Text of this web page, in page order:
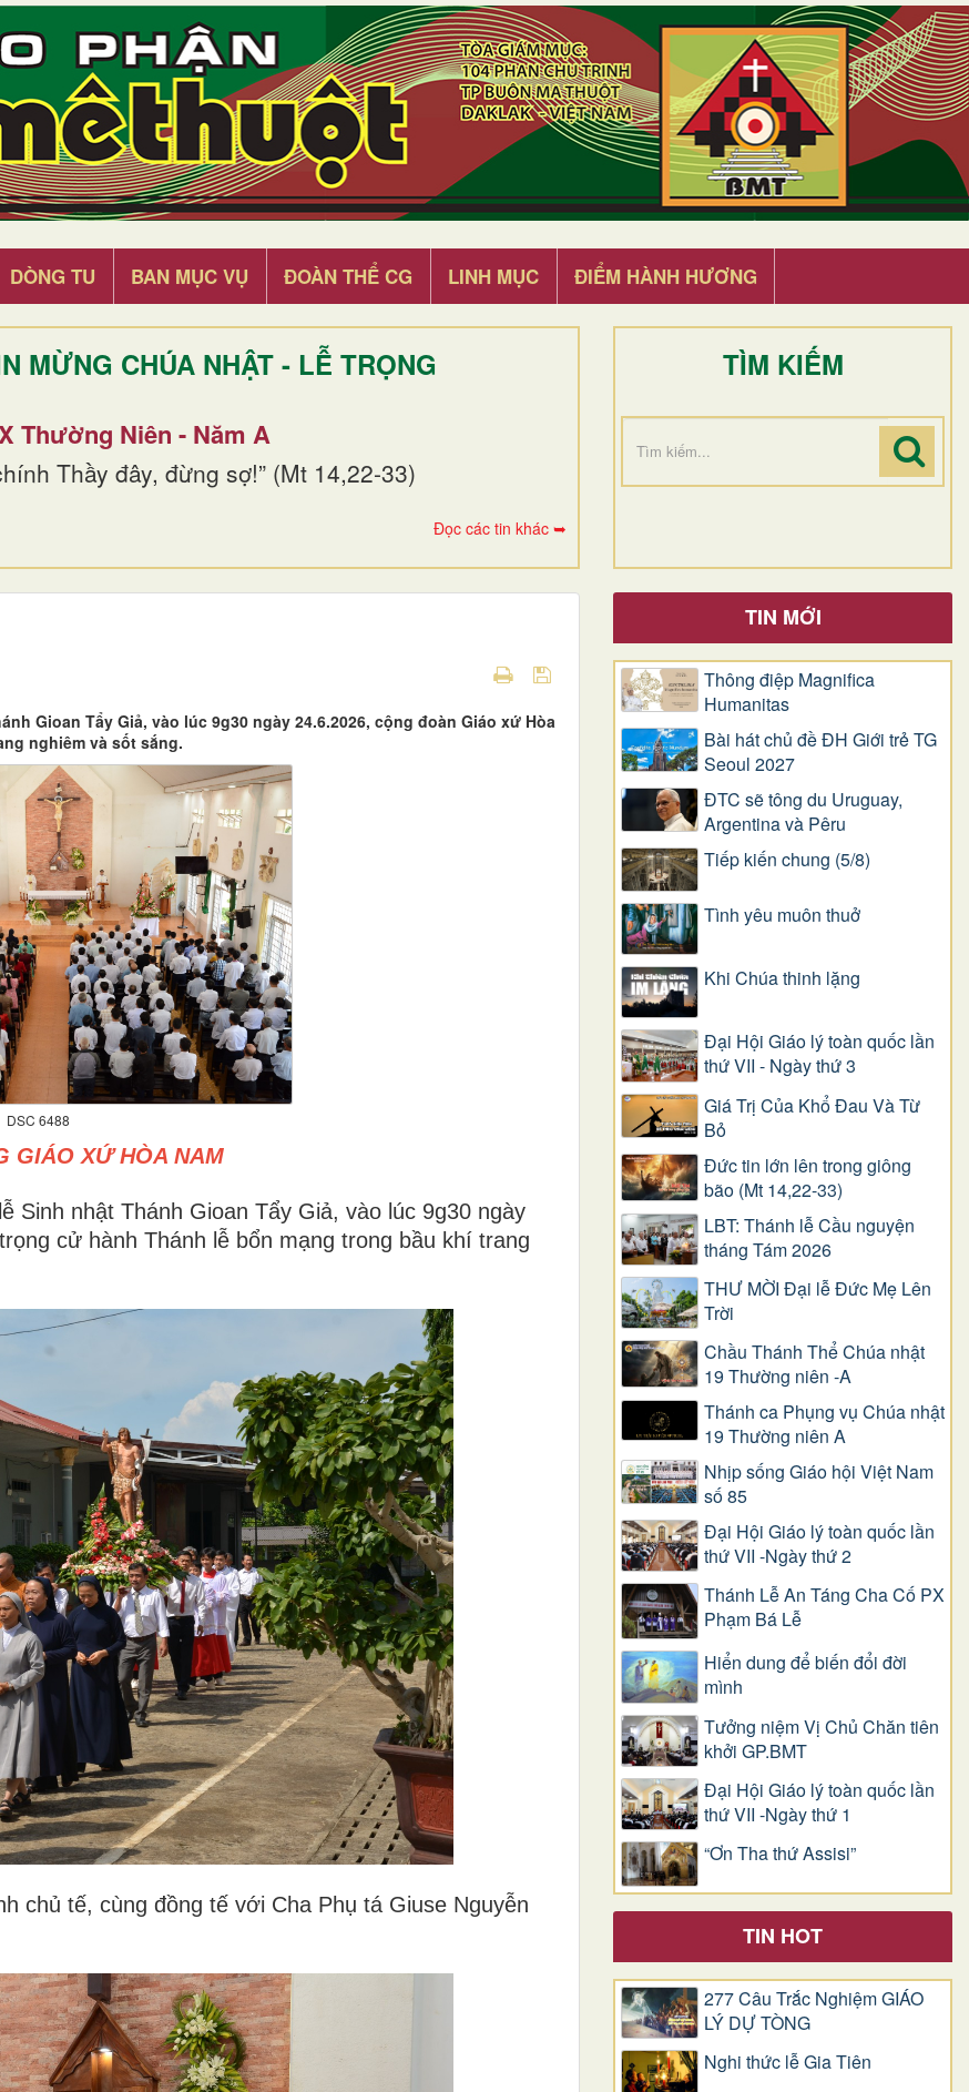
DÒNG TU BAN MỤC VỤ ĐOÀN THỂ CG LINH MỤC ĐIỂM HÀNH HƯƠNG
MỪNG CHÚA NHẬT - LỄ TRỌNG
Thường Niên - Năm A
Thầy đây, đừng sợ!” (Mt 14,22-33)
Đọc các tin khác ➥
TÌM KIẾM
Gioan Tẩy Giả, vào lúc 9g30 ngày 24.6.2026, cộng đoàn Giáo xứ Hòa
nghiêm và sốt sắng.
DSC 6488
GIÁO XỨ HÒA NAM
Sinh nhật Thánh Gioan Tẩy Giả, vào lúc 9g30 ngày
cử hành Thánh lễ bổn mạng trong bầu khí trang
chủ tế, cùng đồng tế với Cha Phụ tá Giuse Nguyễn
TIN MỚI
Thông điệp Magnifica
Humanitas
Bài hát chủ đề ĐH Giới trẻ TG
Seoul 2027
ĐTC sẽ tông du Uruguay,
Argentina và Pêru
Tiếp kiến chung (5/8)
Tình yêu muôn thuở
Khi Chúa thinh lặng
Đại Hội Giáo lý toàn quốc lần
thứ VII - Ngày thứ 3
Giá Trị Của Khổ Ðau Và Từ
Bỏ
Đức tin lớn lên trong giông
bão (Mt 14,22-33)
LBT: Thánh lễ Cầu nguyện
tháng Tám 2026
THƯ MỜI Đại lễ Đức Mẹ Lên
Trời
Chầu Thánh Thể Chúa nhật
19 Thường niên -A
Thánh ca Phụng vụ Chúa nhật
19 Thường niên A
Nhịp sống Giáo hội Việt Nam
số 85
Đại Hội Giáo lý toàn quốc lần
thứ VII -Ngày thứ 2
Thánh Lễ An Táng Cha Cố PX
Phạm Bá Lễ
Hiển dung để biến đổi đời
mình
Tưởng niệm Vị Chủ Chăn tiên
khởi GP.BMT
Đại Hội Giáo lý toàn quốc lần
thứ VII -Ngày thứ 1
“Ơn Tha thứ Assisi”
TIN HOT
277 Câu Trắc Nghiệm GIÁO
LÝ DỰ TÒNG
Nghi thức lễ Gia Tiên